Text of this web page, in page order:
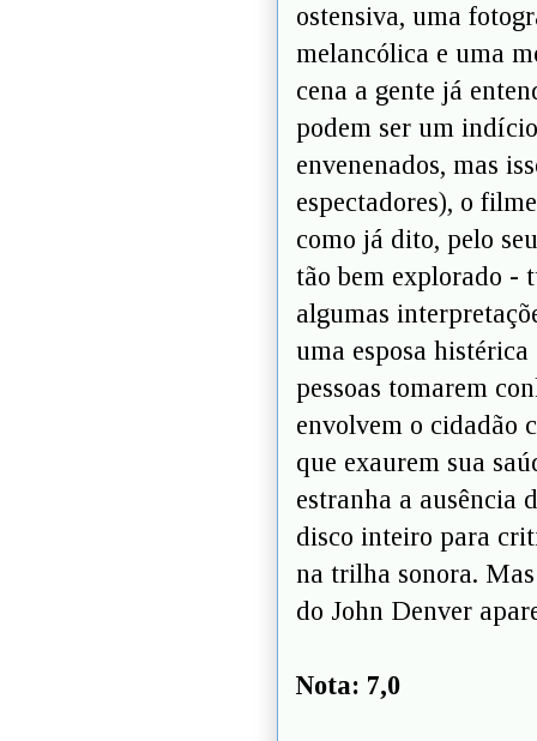
ostensiva, uma
melancólica e uma
cena a gente já
podem ser um
envenenados, mas
espectadores), o
como já dito, pelo
tão bem explorado -
algumas
uma esposa
pessoas tomarem
envolvem o cidadão
que exaurem sua
estranha a ausência
disco inteiro para
na trilha sonora.
do John Denver
Nota: 7,0